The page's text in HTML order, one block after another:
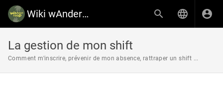
Wiki wAnderCoop
La gestion de mon shift
Comment m'inscrire, prévenir de mon absence, rattraper un shift ...